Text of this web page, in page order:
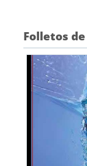
Folletos